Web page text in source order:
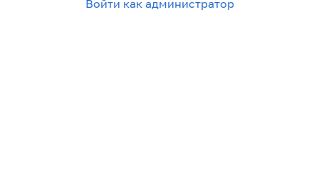
Войти как администратор